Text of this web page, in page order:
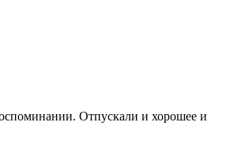
Отпускали и хорошее и